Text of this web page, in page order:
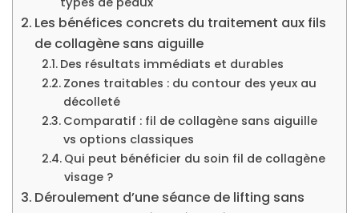
Les bénéfices concrets du traitement aux fils
de collagène sans aiguille
Des résultats immédiats et durables
Zones traitables : du contour des yeux au
décolleté
Comparatif : fil de collagène sans aiguille
vs options classiques
Qui peut bénéficier du soin fil de collagène
visage ?
Déroulement d’une séance de lifting sans